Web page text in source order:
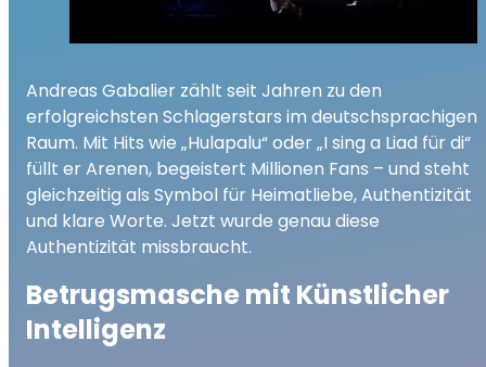
Andreas Gabalier zählt seit Jahren zu den
erfolgreichsten Schlagerstars im deutschsprachigen
Raum. Mit Hits wie „Hulapalu“ oder „I sing a Liad für di“
füllt er Arenen, begeistert Millionen Fans – und steht
gleichzeitig als Symbol für Heimatliebe, Authentizität
und klare Worte. Jetzt wurde genau diese
Authentizität missbraucht.
Betrugsmasche mit Künstlicher
Intelligenz